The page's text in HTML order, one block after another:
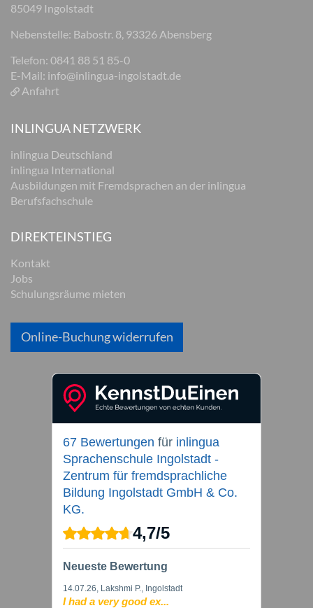
85049 Ingolstadt
Nebenstelle: Babostr. 8, 93326 Abensberg
Telefon: 0841 88 51 85-0
E-Mail: info@inlingua-ingolstadt.de
Anfahrt
INLINGUA NETZWERK
inlingua Deutschland
inlingua International
Ausbildungen mit Fremdsprachen an der inlingua
Berufsfachschule
DIREKTEINSTIEG
Kontakt
Jobs
Schulungsräume mieten
Online-Buchung widerrufen
67 Bewertungen für inlingua
Sprachenschule Ingolstadt -
Zentrum für fremdsprachliche
Bildung Ingolstadt GmbH & Co.
KG.
4,7/5
Neueste Bewertung
14.07.26, Lakshmi P., Ingolstadt
I had a very good ex...